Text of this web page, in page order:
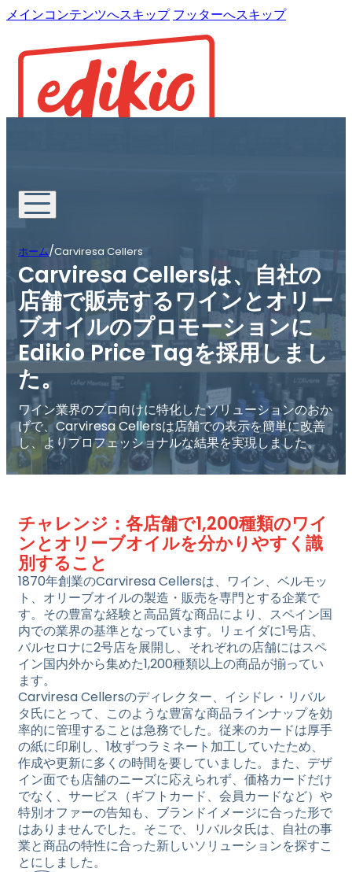
メインコンテンツへスキップ フッターへスキップ
ホーム/Carviresa Cellers
Carviresa Cellersは、自社の
店舗で販売するワインとオリー
ブオイルのプロモーションに
Edikio Price Tagを採用しまし
た。
ワイン業界のプロ向けに特化したソリューションのおか
げで、Carviresa Cellersは店舗での表示を簡単に改善
し、よりプロフェッショナルな結果を実現しました。
チャレンジ：各店舗で1,200種類のワイ
ンとオリーブオイルを分かりやすく識
別すること
1870年創業のCarviresa Cellersは、ワイン、ベルモッ
ト、オリーブオイルの製造・販売を専門とする企業で
す。その豊富な経験と高品質な商品により、スペイン国
内での業界の基準となっています。リェイダに1号店、
バルセロナに2号店を展開し、それぞれの店舗にはスペ
イン国内外から集めた1,200種類以上の商品が揃ってい
ます。
Carviresa Cellersのディレクター、イシドレ・リバル
タ氏にとって、このような豊富な商品ラインナップを効
率的に管理することは急務でした。従来のカードは厚手
の紙に印刷し、1枚ずつラミネート加工していたため、
作成や更新に多くの時間を要していました。また、デザ
イン面でも店舗のニーズに応えられず、価格カードだけ
でなく、サービス（ギフトカード、会員カードなど）や
特別オファーの告知も、ブランドイメージに合った形で
はありませんでした。そこで、リバルタ氏は、自社の事
業と商品の特性に合った新しいソリューションを探すこ
とにしました。